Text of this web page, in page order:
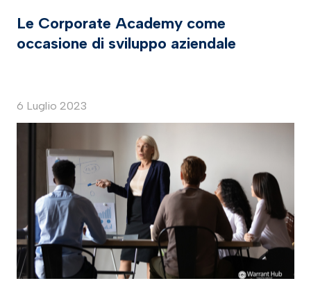
Le Corporate Academy come
occasione di sviluppo aziendale
6 Luglio 2023